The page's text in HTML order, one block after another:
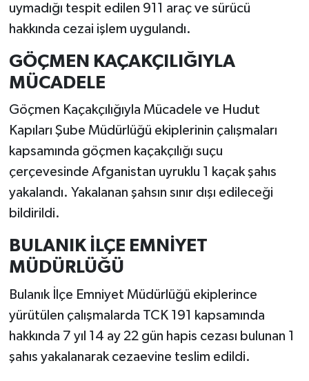
uymadığı tespit edilen 911 araç ve sürücü
hakkında cezai işlem uygulandı.
GÖÇMEN KAÇAKÇILIĞIYLA
MÜCADELE
Göçmen Kaçakçılığıyla Mücadele ve Hudut
Kapıları Şube Müdürlüğü ekiplerinin çalışmaları
kapsamında göçmen kaçakçılığı suçu
çerçevesinde Afganistan uyruklu 1 kaçak şahıs
yakalandı. Yakalanan şahsın sınır dışı edileceği
bildirildi.
BULANIK İLÇE EMNİYET
MÜDÜRLÜĞÜ
Bulanık İlçe Emniyet Müdürlüğü ekiplerince
yürütülen çalışmalarda TCK 191 kapsamında
hakkında 7 yıl 14 ay 22 gün hapis cezası bulunan 1
şahıs yakalanarak cezaevine teslim edildi.